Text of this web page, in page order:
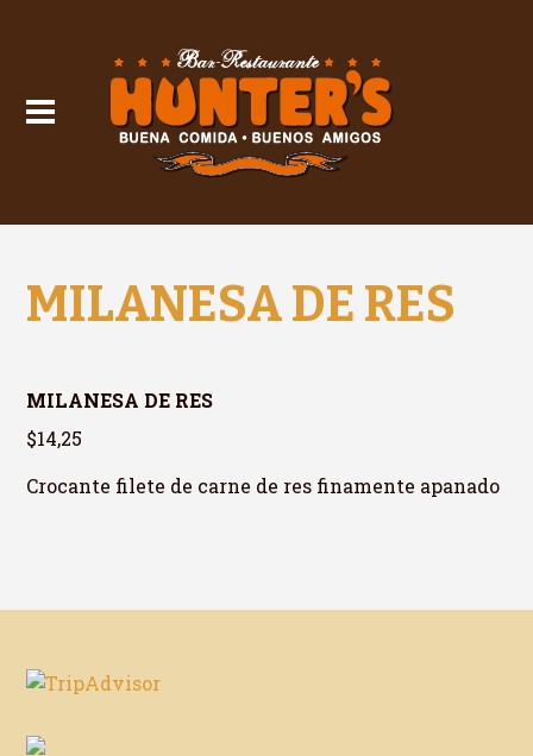
MILANESA DE RES
MILANESA DE RES
$14,25
Crocante filete de carne de res finamente apanado